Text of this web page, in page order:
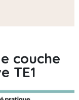
couche
TE1